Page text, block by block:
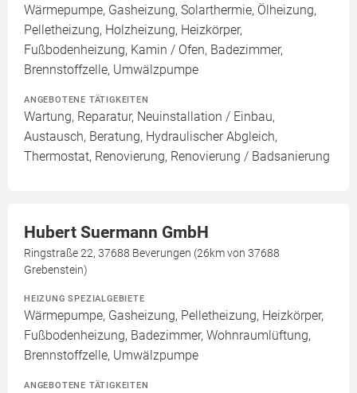
Wärmepumpe, Gasheizung, Solarthermie, Ölheizung,
Pelletheizung, Holzheizung, Heizkörper,
Fußbodenheizung, Kamin / Ofen, Badezimmer,
Brennstoffzelle, Umwälzpumpe
ANGEBOTENE TÄTIGKEITEN
Wartung, Reparatur, Neuinstallation / Einbau,
Austausch, Beratung, Hydraulischer Abgleich,
Thermostat, Renovierung, Renovierung / Badsanierung
Hubert Suermann GmbH
Ringstraße 22, 37688 Beverungen (26km von 37688
Grebenstein)
HEIZUNG SPEZIALGEBIETE
Wärmepumpe, Gasheizung, Pelletheizung, Heizkörper,
Fußbodenheizung, Badezimmer, Wohnraumlüftung,
Brennstoffzelle, Umwälzpumpe
ANGEBOTENE TÄTIGKEITEN